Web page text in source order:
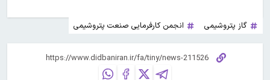
گاز پتروشیمی انجمن کارفرمایی صنعت پتروشیمی